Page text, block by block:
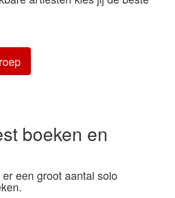
boeken en
een groot aantal solo